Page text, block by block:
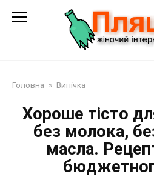
Головна » Випічка
Хороше тісто
без молока,
масла.